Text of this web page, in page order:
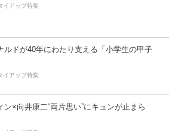
イアップ特集
ルドが40年にわたり支える「小学生の甲子
イアップ特集
ン×向井康二“両片思い”にキュンが止まら